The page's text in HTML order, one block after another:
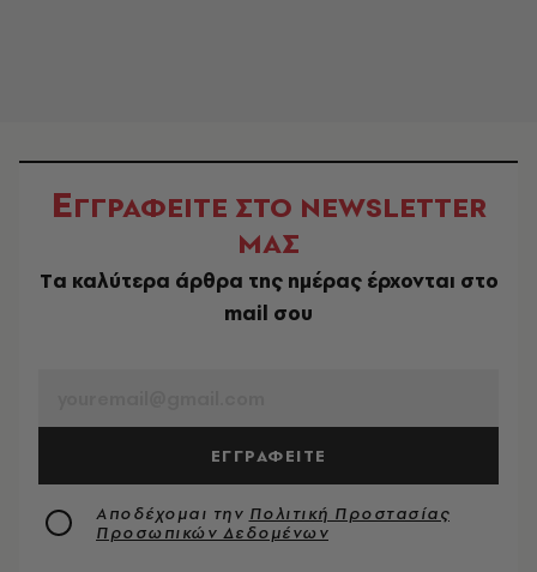
ΕΓΓΡΑΦΕΙΤΕ ΣΤΟ NEWSLETTER
ΜΑΣ
Tα καλύτερα άρθρα της ημέρας έρχονται στο
mail σου
ΕΓΓΡΑΦΕΙΤΕ
Αποδέχομαι την Πολιτική Προστασίας
Προσωπικών Δεδομένων